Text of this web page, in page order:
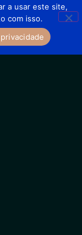
que
a usar este site,
com isso.